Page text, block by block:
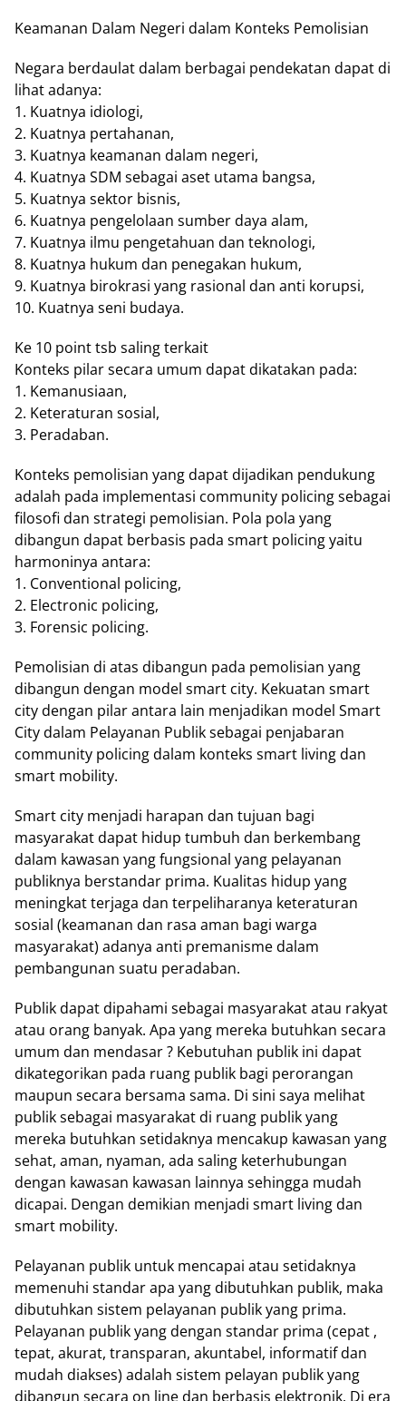
Keamanan Dalam Negeri dalam Konteks Pemolisian
Negara berdaulat dalam berbagai pendekatan dapat di
lihat adanya:
1. Kuatnya idiologi,
2. Kuatnya pertahanan,
3. Kuatnya keamanan dalam negeri,
4. Kuatnya SDM sebagai aset utama bangsa,
5. Kuatnya sektor bisnis,
6. Kuatnya pengelolaan sumber daya alam,
7. Kuatnya ilmu pengetahuan dan teknologi,
8. Kuatnya hukum dan penegakan hukum,
9. Kuatnya birokrasi yang rasional dan anti korupsi,
10. Kuatnya seni budaya.
Ke 10 point tsb saling terkait
Konteks pilar secara umum dapat dikatakan pada:
1. Kemanusiaan,
2. Keteraturan sosial,
3. Peradaban.
Konteks pemolisian yang dapat dijadikan pendukung
adalah pada implementasi community policing sebagai
filosofi dan strategi pemolisian. Pola pola yang
dibangun dapat berbasis pada smart policing yaitu
harmoninya antara:
1. Conventional policing,
2. Electronic policing,
3. Forensic policing.
Pemolisian di atas dibangun pada pemolisian yang
dibangun dengan model smart city. Kekuatan smart
city dengan pilar antara lain menjadikan model Smart
City dalam Pelayanan Publik sebagai penjabaran
community policing dalam konteks smart living dan
smart mobility.
Smart city menjadi harapan dan tujuan bagi
masyarakat dapat hidup tumbuh dan berkembang
dalam kawasan yang fungsional yang pelayanan
publiknya berstandar prima. Kualitas hidup yang
meningkat terjaga dan terpeliharanya keteraturan
sosial (keamanan dan rasa aman bagi warga
masyarakat) adanya anti premanisme dalam
pembangunan suatu peradaban.
Publik dapat dipahami sebagai masyarakat atau rakyat
atau orang banyak. Apa yang mereka butuhkan secara
umum dan mendasar ? Kebutuhan publik ini dapat
dikategorikan pada ruang publik bagi perorangan
maupun secara bersama sama. Di sini saya melihat
publik sebagai masyarakat di ruang publik yang
mereka butuhkan setidaknya mencakup kawasan yang
sehat, aman, nyaman, ada saling keterhubungan
dengan kawasan kawasan lainnya sehingga mudah
dicapai. Dengan demikian menjadi smart living dan
smart mobility.
Pelayanan publik untuk mencapai atau setidaknya
memenuhi standar apa yang dibutuhkan publik, maka
dibutuhkan sistem pelayanan publik yang prima.
Pelayanan publik yang dengan standar prima (cepat ,
tepat, akurat, transparan, akuntabel, informatif dan
mudah diakses) adalah sistem pelayan publik yang
dibangun secara on line dan berbasis elektronik. Di era